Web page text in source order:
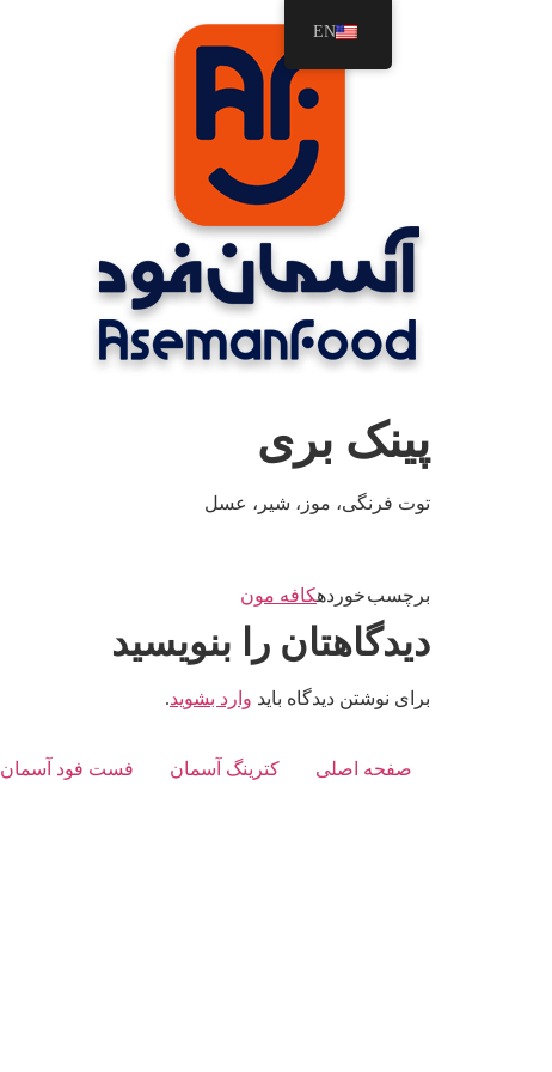
پینک بری
توت فرنگی، موز، شیر، عسل
برچسب خوردهکافه مون
دیدگاهتان را بنویسید
برای نوشتن دیدگاه باید وارد بشوید.
صفحه اصلی کترینگ آسمان فست فود آسمان
EN